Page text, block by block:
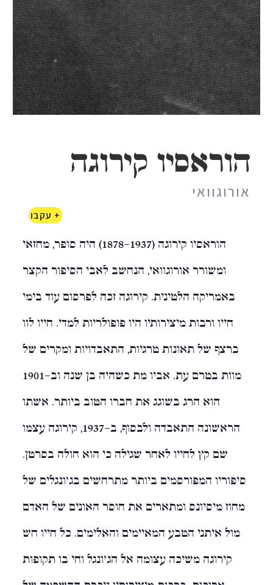
הוראסיו קירוגה
אורוגוואי
+ עקבו
הוראסיו קירוגה (1878-1937) היה סופר, מחזאי
ומשורר אורוגוואי, הנחשב לאבי הסיפור הקצר
באמריקה הלטינית. קירוגה זכה לפרסום עוד בימי
חייו ורבות מיצירותיו היו פופולריות למדי. חייו לוו
ברצף של תאונות טרגיות, התאבדויות ומקרים של
מוות בטרם עת. אביו מת כשהיה בן שנה וב-1901
הוא הרג בשוגג את חברו הטוב ביותר. אשתו
הראשונה התאבדה ולבסוף, ב-1937, קירוגה עצמו
שם קץ לחייו לאחר שגילה כי הוא חולה בסרטן.
סיפוריו המפורסמים ביותר מתרחשים בג'ונגלים של
מחוז מיסיונס ומתארים את חוסר האונים של האדם
מול איתני הטבע המאיימים והאלימים. כל חייו חש
קירוגה משיכה עצומה אל הג'ונגל וחי בו תקופות